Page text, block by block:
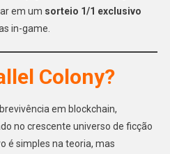
em um sorteio 1/1 exclusivo
in-game.
Colony?
em blockchain,
no crescente universo de ficção
é simples na teoria, mas